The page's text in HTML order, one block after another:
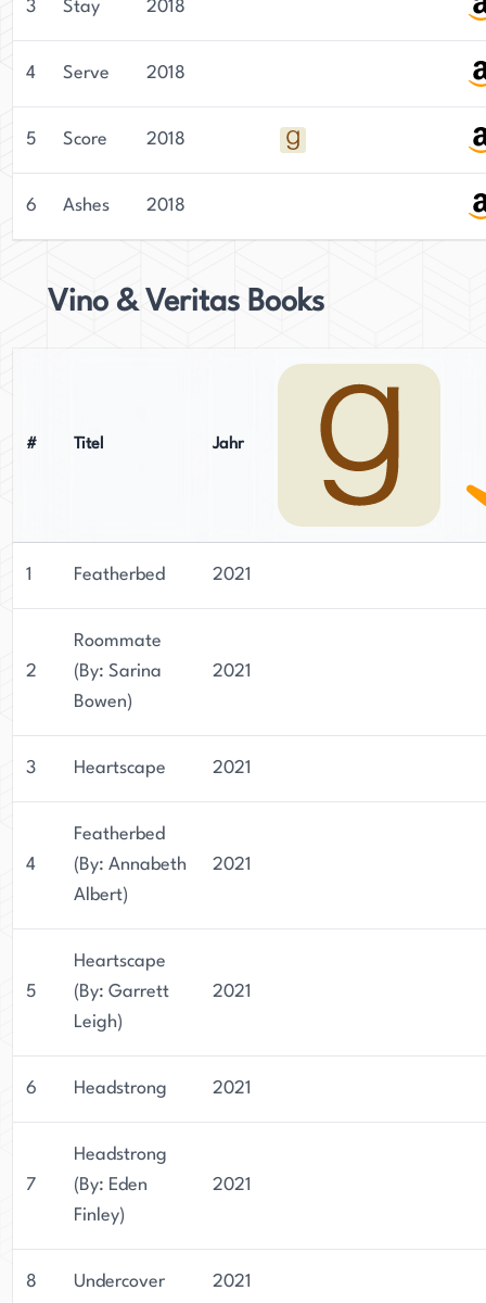
3 Stay 2018
4 Serve 2018
5 Score 2018
6 Ashes 2018
Vino & Veritas Books
# Titel Jahr
1 Featherbed 2021
2
Roommate
(By: Sarina
Bowen)
2021
3 Heartscape 2021
4
Featherbed
(By: Annabeth
Albert)
2021
5
Heartscape
(By: Garrett
Leigh)
2021
6 Headstrong 2021
7
Headstrong
(By: Eden
Finley)
2021
8 Undercover 2021